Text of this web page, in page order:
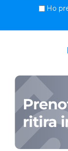
Ho